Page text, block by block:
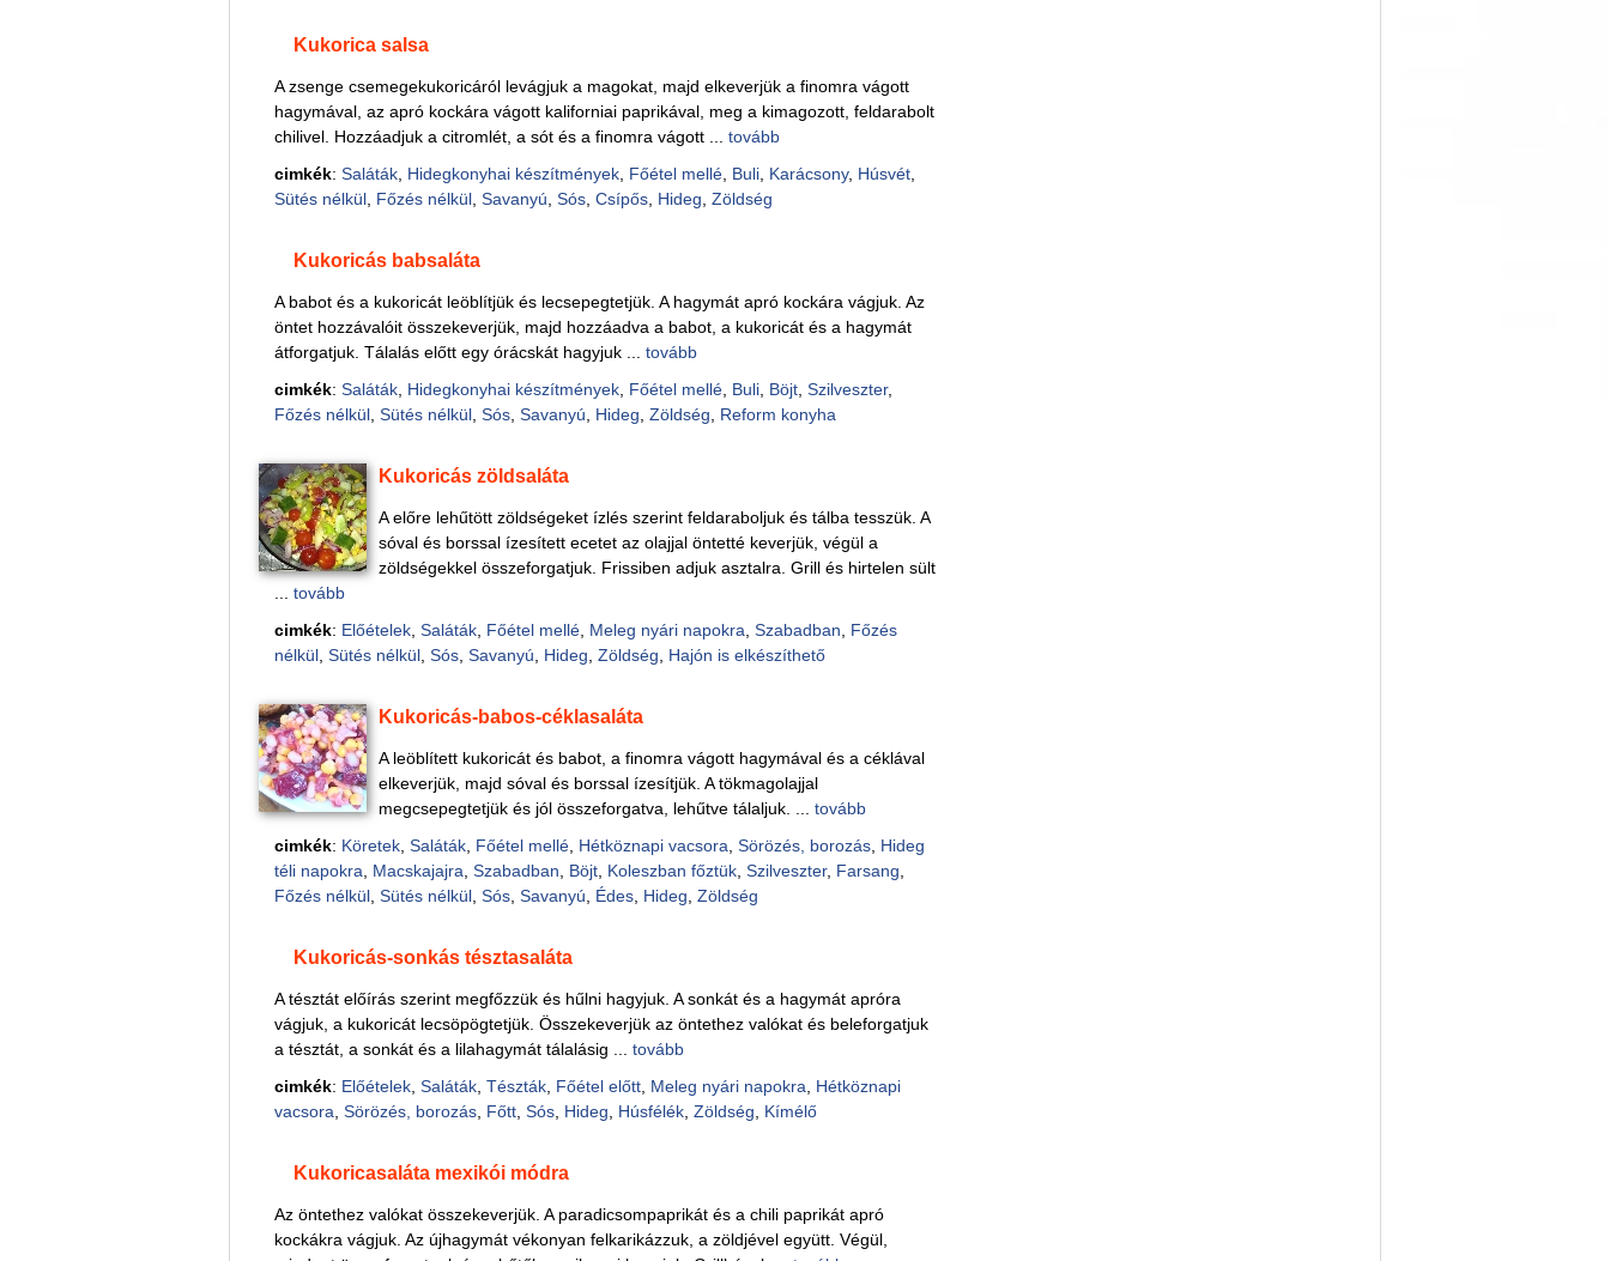
Kukorica salsa
A zsenge csemegekukoricáról levágjuk a magokat, majd elkeverjük a finomra vágott
hagymával, az apró kockára vágott kaliforniai paprikával, meg a kimagozott, feldarabolt
chilivel. Hozzáadjuk a citromlét, a sót és a finomra vágott ... tovább
cimkék: Saláták, Hidegkonyhai készítmények, Főétel mellé, Buli, Karácsony, Húsvét,
Sütés nélkül, Főzés nélkül, Savanyú Sós, Csípős, Hideg Zöldség
Kukoricás babsaláta
A babot és a kukoricát leöblítjük és lecsepegtetjük. A hagymát apró kockára vágjuk. Az
öntet hozzávalóit összekeverjük, majd hozzáadva a babot, a kukoricát és a hagymát
átforgatjuk. Tálalás előtt egy órácskát hagyjuk ... tovább
cimkék: Saláták, Hidegkonyhai készítmények, Főétel mellé, Buli, Böjt, Szilveszter,
Főzés nélkül, Sütés nélkül, Sós, Savanyú Hideg Zöldség Reform konyha
Kukoricás zöldsaláta
A előre lehűtött zöldségeket ízlés szerint feldaraboljuk és tálba tesszük. A
sóval és borssal ízesített ecetet az olajjal öntetté keverjük, végül a
zöldségekkel összeforgatjuk. Frissiben adjuk asztalra. Grill és hirtelen sült
tovább
cimkék: Előételek, Saláták, Főétel mellé, Meleg nyári napokra Szabadban
Főzés
nélkül, Sütés nélkül, Sós, Savanyú Hideg Zöldség Hajón is elkészíthető
Kukoricás-babos-céklasaláta
A leöblített kukoricát és babot, a finomra vágott hagymával és a céklával
elkeverjük, majd sóval és borssal ízesítjük. A tökmagolajjal
megcsepegtetjük és jól összeforgatva, lehűtve tálaljuk. ... tovább
cimkék: Köretek, Saláták, Főétel mellé, Hétköznapi vacsora Sörözés, borozás, Hideg
téli napokra
Macskajajra Szabadban Böjt, Koleszban főztük, Szilveszter, Farsang
Főzés nélkül, Sütés nélkül, Sós, Savanyú Édes, Hideg Zöldség
Kukoricás-sonkás tésztasaláta
A tésztát előírás szerint megfőzzük és hűlni hagyjuk. A sonkát és a hagymát apróra
vágjuk, a kukoricát lecsöpögtetjük. Összekeverjük az öntethez valókat és beleforgatjuk
a tésztát, a sonkát és a lilahagymát tálalásig ... tovább
cimkék: Előételek, Saláták, Tészták, Főétel előtt, Meleg nyári napokra
Hétköznapi
vacsora Sörözés, borozás, Főtt, Sós, Hideg Húsfélék, Zöldség Kímélő
Kukoricasaláta mexikói módra
Az öntethez valókat összekeverjük. A paradicsompaprikát és a chili paprikát apró
kockákra vágjuk. Az újhagymát vékonyan felkarikázzuk, a zöldjével együtt. Végül,